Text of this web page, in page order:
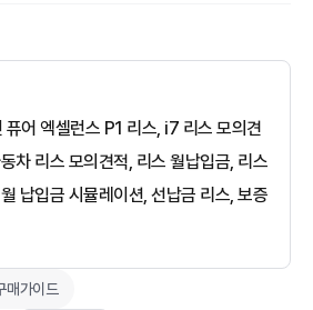
어 엑셀런스 P1 리스, i7 리스 모의견
차 리스 모의견적, 리스 월납입금, 리스
납입금 시뮬레이션, 선납금 리스, 보증
매가이드